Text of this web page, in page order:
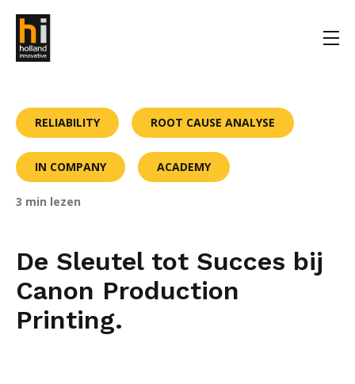
RELIABILITY ROOT CAUSE ANALYSE
IN COMPANY ACADEMY
3 min lezen
De Sleutel tot Succes bij
Canon Production
Printing.